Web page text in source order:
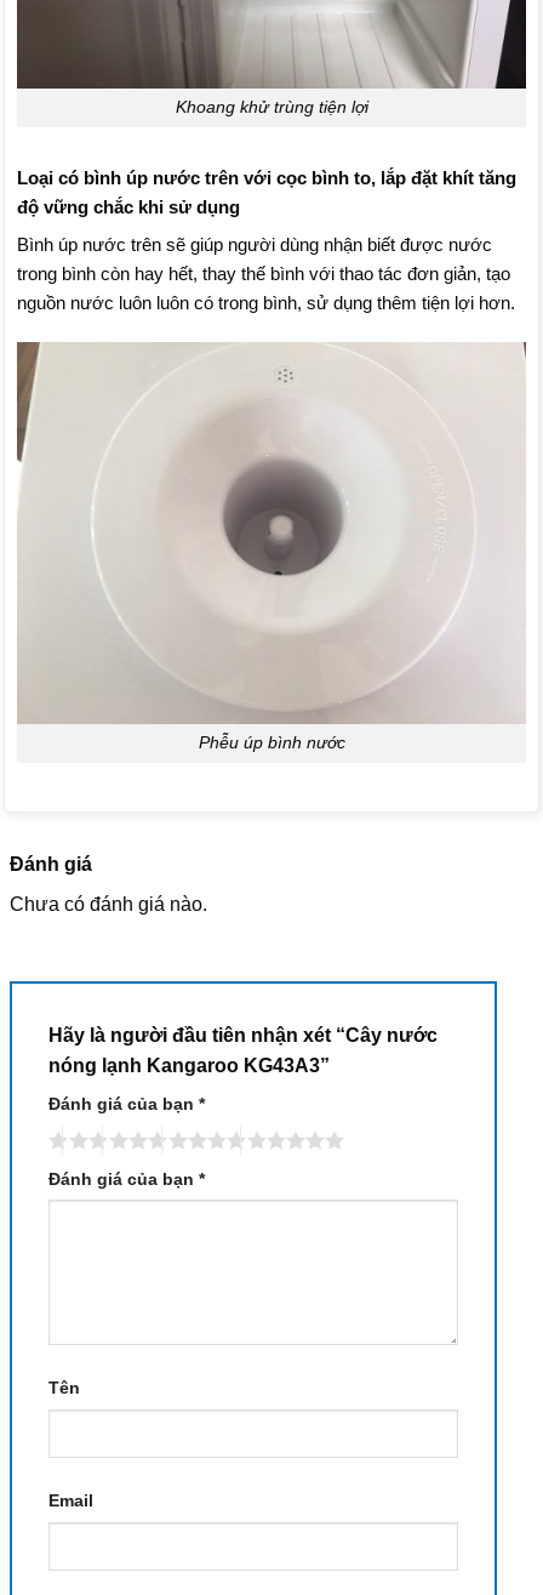
Khoang khử trùng tiện lợi
Loại có bình úp nước trên với cọc bình to, lắp đặt khít tăng
độ vững chắc khi sử dụng
Bình úp nước trên sẽ giúp người dùng nhận biết được nước
trong bình còn hay hết, thay thế bình với thao tác đơn giản, tạo
nguồn nước luôn luôn có trong bình, sử dụng thêm tiện lợi hơn.
Phễu úp bình nước
Đánh giá
Chưa có đánh giá nào.
Hãy là người đầu tiên nhận xét “Cây nước
nóng lạnh Kangaroo KG43A3”
Đánh giá của bạn *
Đánh giá của bạn *
Tên
Email